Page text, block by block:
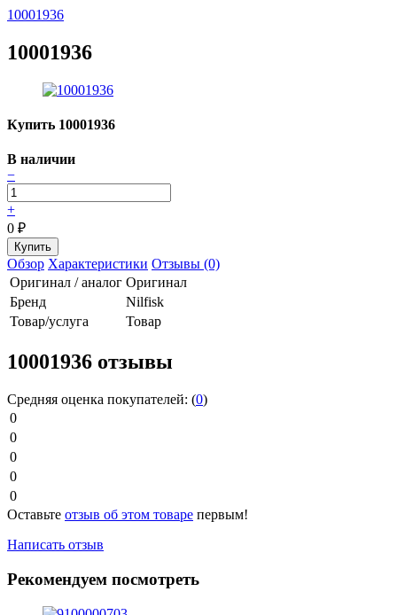
10001936
10001936
Купить 10001936
В наличии
−
+
0 ₽
Обзор Характеристики Отзывы (0)
Оригинал / аналог Оригинал
Бренд
Nilfisk
Товар/услуга
Товар
10001936 отзывы
Средняя оценка покупателей: (0)
0
0
0
0
0
Оставьте отзыв об этом товаре первым!
Написать отзыв
Рекомендуем посмотреть